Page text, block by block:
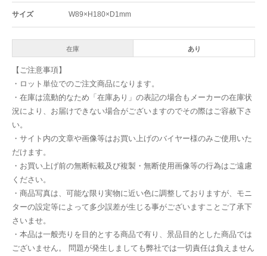
サイズ W89×H180×D1mm
在庫 あり
【ご注意事項】
・ロット単位でのご注文商品になります。
・在庫は流動的なため「在庫あり」の表記の場合もメーカーの在庫状
況により、お届けできない場合がございますのでその際はご容赦下さ
い。
・サイト内の文章や画像等はお買い上げのバイヤー様のみご使用いた
だけます。
・お買い上げ前の無断転載及び複製・無断使用画像等の行為はご遠慮
ください。
・商品写真は、可能な限り実物に近い色に調整しておりますが、モニ
ターの設定等によって多少誤差が生じる事がございますことご了承下
さいませ。
・本品は一般売りを目的とする商品で有り、景品目的とした商品では
ございません。 問題が発生しましても弊社では一切責任は負えません